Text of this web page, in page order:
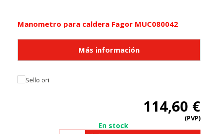
Manometro para caldera Fagor MUC080042
114,60 €
(PVP)
En stock